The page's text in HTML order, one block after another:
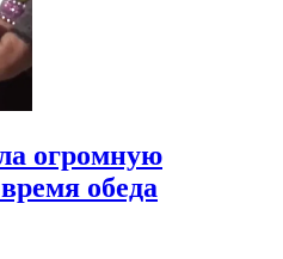
огромную
обеда